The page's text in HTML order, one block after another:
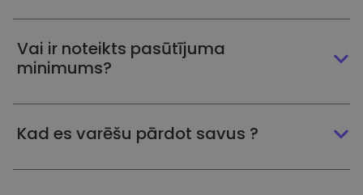
Vai ir noteikts pasūtījuma
minimums?
Kad es varēšu pārdot savus ?